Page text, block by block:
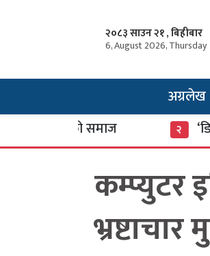
२०८३ साउन २१ , बिहीबार
6, August 2026, Thursday
अग्रलेख
कम्प्युटर
भ्रष्टाचार